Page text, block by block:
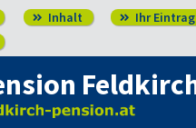
 Inhalt  Ihr Eintrag